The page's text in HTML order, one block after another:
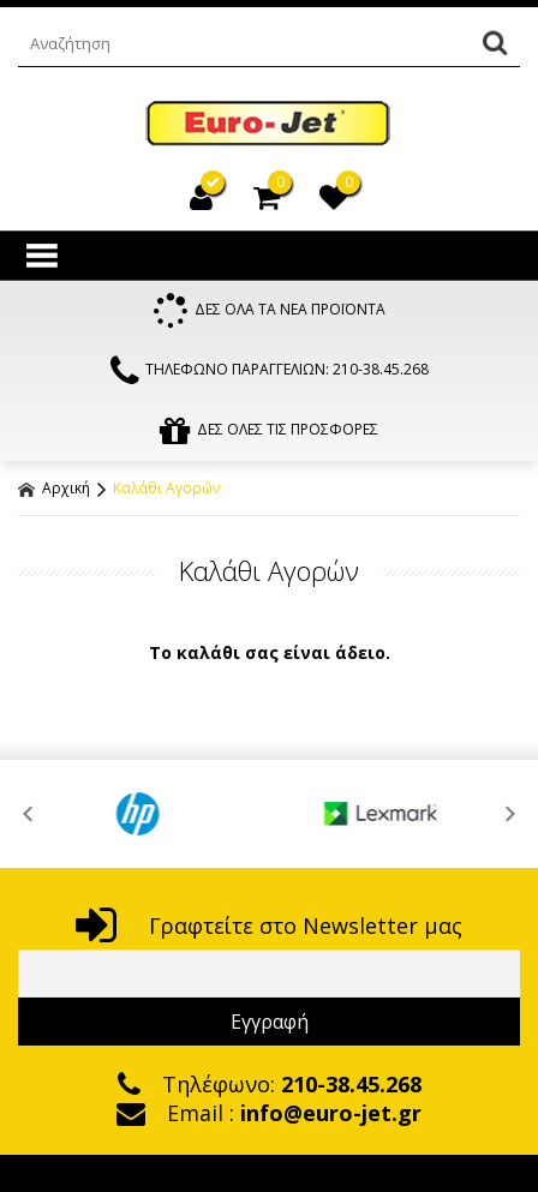
0 0
ΔΕΣ ΟΛΑ ΤΑ ΝΕΑ ΠΡΟΪΟΝΤΑ
ΤΗΛΕΦΩΝΟ ΠΑΡΑΓΓΕΛΙΩΝ: 210-38.45.268
ΔΕΣ ΟΛΕΣ ΤΙΣ ΠΡΟΣΦΟΡΕΣ
Αρχική Καλάθι Αγορών
Καλάθι Αγορών
Το καλάθι σας είναι άδειο.
Γραφτείτε στο Newsletter μας
Τηλέφωνο: 210-38.45.268
Email : info@euro-jet.gr